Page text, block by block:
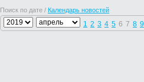
Поиск по дате / Календарь новостей
1 2 3 4 5 6 7 8 9